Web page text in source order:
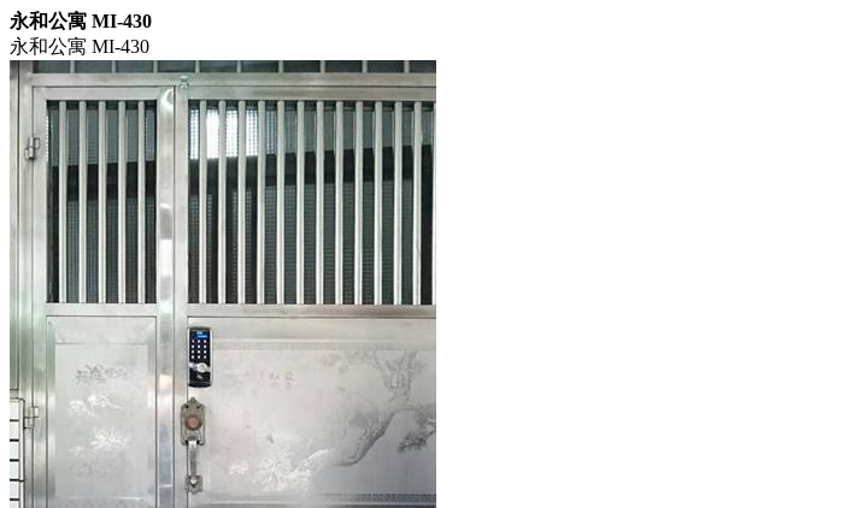
永和公寓 MI-430
永和公寓 MI-430